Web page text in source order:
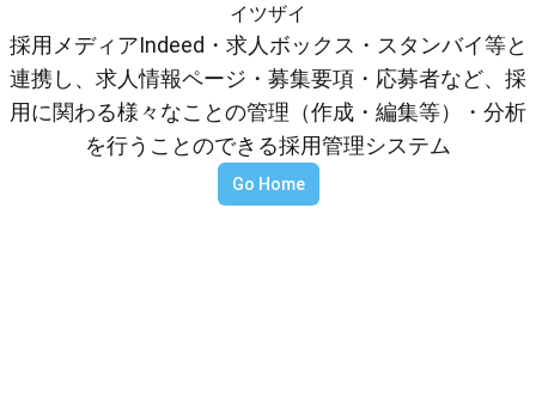
イツザイ
採用メディアIndeed・求人ボックス・スタンバイ等と
連携し、求人情報ページ・募集要項・応募者など、採
用に関わる様々なことの管理（作成・編集等）・分析
を行うことのできる採用管理システム
Go Home